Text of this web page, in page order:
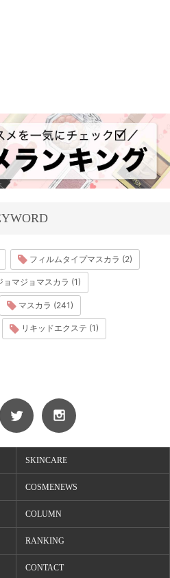
フィルムタイプマスカラ (2)
マジョマスカラ (1)
マスカラ (241)
リキッドエクステ (1)
SKINCARE
COSMENEWS
COLUMN
RANKING
CONTACT